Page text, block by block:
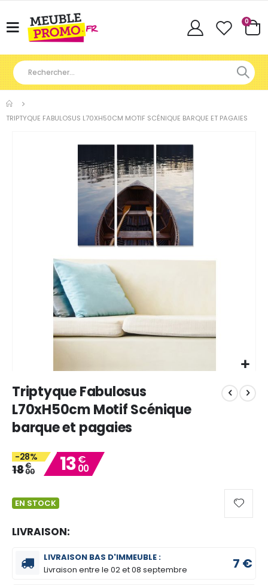
Basculer
Cart
0
TRIPTYQUE FABULOSUS L70XH50CM MOTIF SCÉNIQUE BARQUE ET PAGAIES
to
the
beginning
of
images
gallery
Triptyque Fabulosus
L70xH50cm Motif Scénique
barque et pagaies
-28%
18€
00 13€
00
EN STOCK
LIVRAISON:
LIVRAISON BAS D'IMMEUBLE :
Livraison entre le02 et 08 septembre 7 €